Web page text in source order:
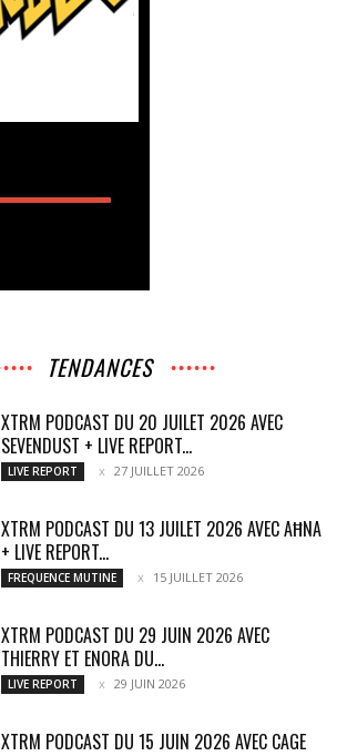
TENDANCES
XTRM PODCAST DU 20 JUILET 2026 AVEC
SEVENDUST + LIVE REPORT...
LIVE REPORT 27 JUILLET 2026
XTRM PODCAST DU 13 JUILET 2026 AVEC AĦNA
+ LIVE REPORT...
FREQUENCE MUTINE 15 JUILLET 2026
XTRM PODCAST DU 29 JUIN 2026 AVEC
THIERRY ET ENORA DU...
LIVE REPORT 29 JUIN 2026
XTRM PODCAST DU 15 JUIN 2026 AVEC CAGE